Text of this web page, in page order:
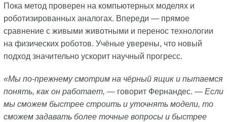
Пока метод проверен на компьютерных моделях и
роботизированных аналогах. Впереди — прямое
сравнение с живыми животными и перенос технологии
на физических роботов. Учёные уверены, что новый
подход значительно ускорит научный прогресс.
«Мы по-прежнему смотрим на чёрный ящик и пытаемся
понять, как он работает, — говорит Фернандес. — Если
мы сможем быстрее строить и уточнять модели, то
сможем задавать более точные вопросы и быстрее